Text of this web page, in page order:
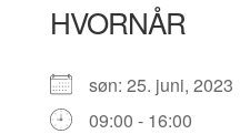
HVORNÅR
søn: 25. juni, 2023
09:00 - 16:00